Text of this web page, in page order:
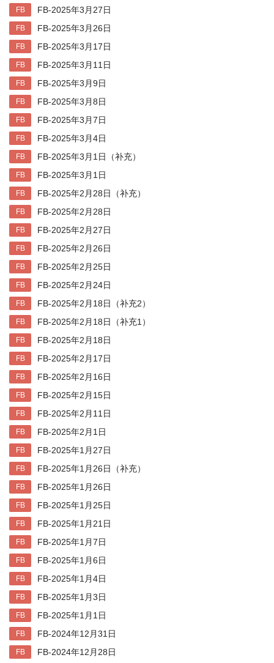
FB FB-2025年3月27日
FB FB-2025年3月26日
FB FB-2025年3月17日
FB FB-2025年3月11日
FB FB-2025年3月9日
FB FB-2025年3月8日
FB FB-2025年3月7日
FB FB-2025年3月4日
FB FB-2025年3月1日（补充）
FB FB-2025年3月1日
FB FB-2025年2月28日（补充）
FB FB-2025年2月28日
FB FB-2025年2月27日
FB FB-2025年2月26日
FB FB-2025年2月25日
FB FB-2025年2月24日
FB FB-2025年2月18日（补充2）
FB FB-2025年2月18日（补充1）
FB FB-2025年2月18日
FB FB-2025年2月17日
FB FB-2025年2月16日
FB FB-2025年2月15日
FB FB-2025年2月11日
FB FB-2025年2月1日
FB FB-2025年1月27日
FB FB-2025年1月26日（补充）
FB FB-2025年1月26日
FB FB-2025年1月25日
FB FB-2025年1月21日
FB FB-2025年1月7日
FB FB-2025年1月6日
FB FB-2025年1月4日
FB FB-2025年1月3日
FB FB-2025年1月1日
FB FB-2024年12月31日
FB FB-2024年12月28日